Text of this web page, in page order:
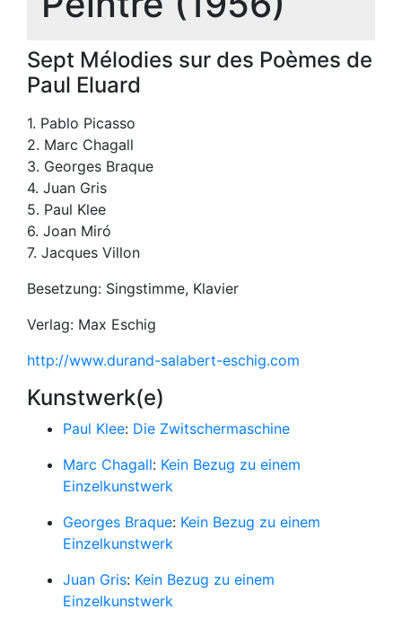
Sept Mélodies sur des Poèmes de
Paul Eluard
1. Pablo Picasso
2. Marc Chagall
3. Georges Braque
4. Juan Gris
5. Paul Klee
6. Joan Miró
7. Jacques Villon
Besetzung: Singstimme, Klavier
Verlag: Max Eschig
http://www.durand-salabert-eschig.com
Kunstwerk(e)
Paul Klee: Die Zwitschermaschine
Marc Chagall: Kein Bezug zu einem
Einzelkunstwerk
Georges Braque: Kein Bezug zu einem
Einzelkunstwerk
Juan Gris: Kein Bezug zu einem
Einzelkunstwerk